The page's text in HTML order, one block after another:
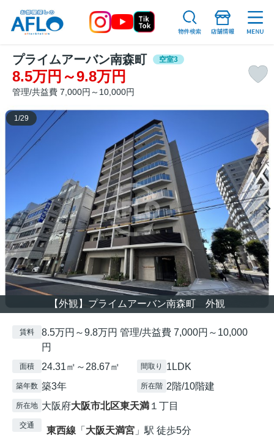
プライムアーバン南森町 空室3
8.5万円～9.8万円
管理/共益費 7,000円～10,000円
【外観】プライムアーバン南森町 外観
1 /29
賃料
8.5万円～9.8万円 管理/共益費 7,000円～10,000
円
面積 24.31㎡～28.67㎡ 間取り 1LDK
築年数 築3年 所在階 2階/10階建
所在地 大阪府大阪市北区東天満 １丁目
交通 東西線 「 大阪天満宮 」駅 徒歩5分